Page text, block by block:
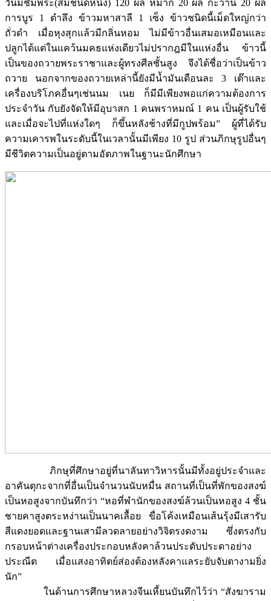
วันมีชัมพีระ(ส้มชนิดหนึ่ง) 120 ผล หมาก 20 ผล กะวาน 20 ผล
การบูร 1 ตำลึง ข้าวมหาสาลี 1 เซ็ง ข้าวชนิดนี้เม็ดใหญ่กว่า
ถั่วดำ เมื่อหุงสุกแล้วมีกลิ่นหอม ไม่มีข้าวอื่นเสมอเหมือนและ
ปลูกได้แต่ในแคว้นมคธแห่งเดียวไม่ปรากฎมีในแห่งอื่น ข้าวนี้
เป็นของถวายพระราชาและผู้ทรงศีลชั้นสูง จึงได้ชื่อว่าเป็นข้าว
ถวาย นอกจากของถวายเหล่านี้ยังมีน้ำมันเดือนละ 3 เต๊าและ
เครื่องบริโภคอื่นๆเช่นนม เนย ก็มีมีเพียงพอแก่ความต้องการ
ประจำวัน กับยังจัดให้มีอุบาสก 1 คนพราหมณ์ 1 คน เป็นผู้รับใช้
และเมื่อจะไปที่แห่งใดๆ ก็ขึ้นหลังช้างที่มีกูปพร้อม” ผู้ที่ได้รับ
ความเคารพในระดับนี้ในเวลานั้นมีเพียง 10 รูป ส่วนภิกษุรูปอื่นๆ
มีชีวิตความเป็นอยู่ตามอัตภาพในฐานะนักศึกษา
ภิกษุที่ศึกษาอยู่ที่นาลันทาวิหารนั้นมีทั้งอยู่ประจำและ
อาคันตุกะจากที่อื่นเป็นจำนวนนับหมื่น สถานที่เป็นที่พักของสงฆ์
เป็นหอสูงจากบันทึกว่า “หอที่พำนักของสงฆ์ล้วนเป็นหอสูง 4 ชั้น
ชายคาสูงตระหง่านเป็นนาคเลื้อย ขื่อโค้งเหมือนเส้นรุ้งมีเสารับ
สีแดงยอดและฐานเสามีลวดลายอย่างวิจิตรงดงาม ซึ่งตรงกับ
กรอบหน้าต่างเครื่องประกอบหลังคาล้วนประดับประดาอย่าง
ประณีต เมื่อแสงอาทิตย์ส่องต้องหลังคาแลระยับจับตางามยิ่ง
นัก”
ในด้านการศึกษาหลวงจีนเหี้ยนบันทึกไว้ว่า “สังฆาราม